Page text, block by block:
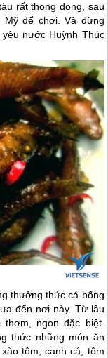
rất thong dong, sau
để chơi. Và đừng
nước Huỳnh Thúc
thưởng thức cá bống
đến nơi này. Từ lâu
ngon đặc biệt.
thức những món ăn
tôm, canh cá, tôm